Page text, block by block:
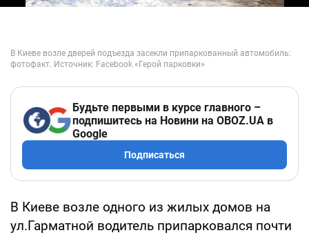
Будьте первыми в курсе главного –
подпишитесь на Новини на OBOZ.UA в
Google
Подписаться
В Киеве возле одного из жилых домов на
ул.Гарматной водитель припарковался почти